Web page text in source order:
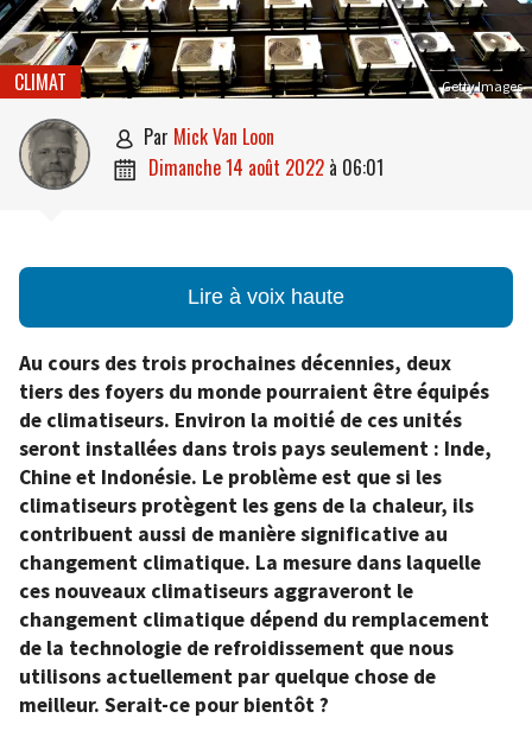
Getty Images
CLIMAT
 par Mick Van Loon
 dimanche 14 août 2022 à 06:01
Lire à voix haute
Au cours des trois prochaines décennies, deux
tiers des foyers du monde pourraient être équipés
de climatiseurs. Environ la moitié de ces unités
seront installées dans trois pays seulement : Inde,
Chine et Indonésie. Le problème est que si les
climatiseurs protègent les gens de la chaleur, ils
contribuent aussi de manière significative au
changement climatique. La mesure dans laquelle
ces nouveaux climatiseurs aggraveront le
changement climatique dépend du remplacement
de la technologie de refroidissement que nous
utilisons actuellement par quelque chose de
meilleur. Serait-ce pour bientôt ?